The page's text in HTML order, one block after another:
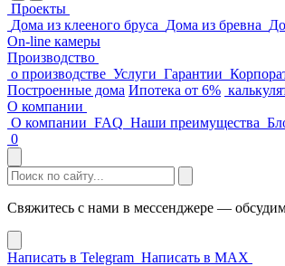
Проекты
Дома из клееного бруса Дома из бревна
On-line камеры
Производство
о производстве Услуги Гарантии
Построенные дома Ипотека от 6%
О компании
О компании FAQ Наши преимущества
0
Свяжитесь с нами в мессенджере —
Написать в Telegram Написать в MAX